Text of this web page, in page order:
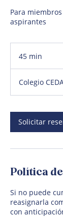
Para
aspirantes
45 min
m
i
Colegio
Solicitar
Política
Si no puede
reasignarla
con